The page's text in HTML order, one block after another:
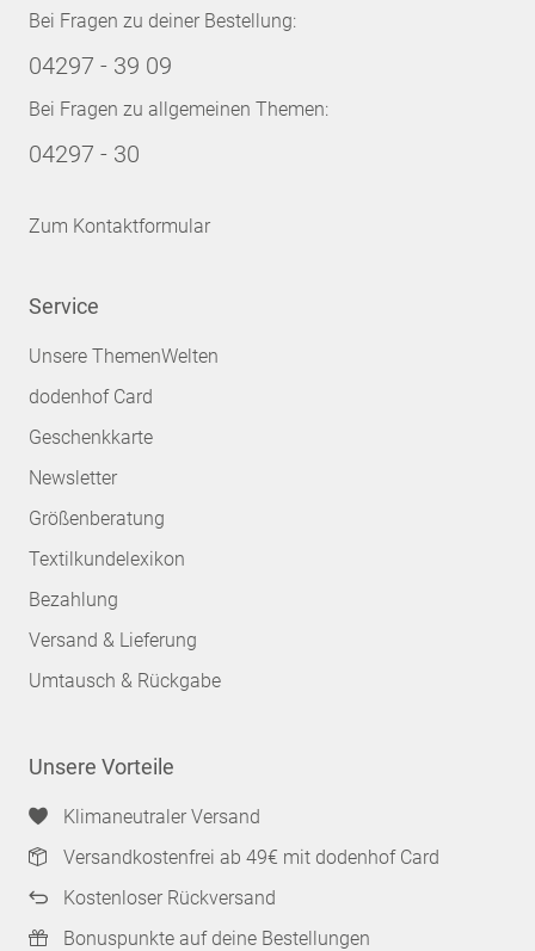
Bei Fragen zu deiner Bestellung:
04297 - 39 09
Bei Fragen zu allgemeinen Themen:
04297 - 30
Zum Kontaktformular
Service
Unsere ThemenWelten
dodenhof Card
Geschenkkarte
Newsletter
Größenberatung
Textilkundelexikon
Bezahlung
Versand & Lieferung
Umtausch & Rückgabe
Unsere Vorteile
Klimaneutraler Versand
Versandkostenfrei ab 49€ mit dodenhof Card
Kostenloser Rückversand
Bonuspunkte auf deine Bestellungen